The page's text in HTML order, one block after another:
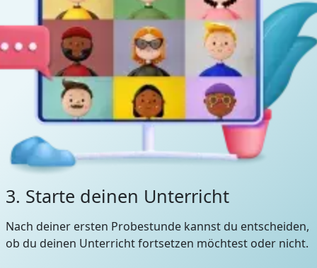
3. Starte deinen Unterricht
Nach deiner ersten Probestunde kannst du entscheiden,
ob du deinen Unterricht fortsetzen möchtest oder nicht.